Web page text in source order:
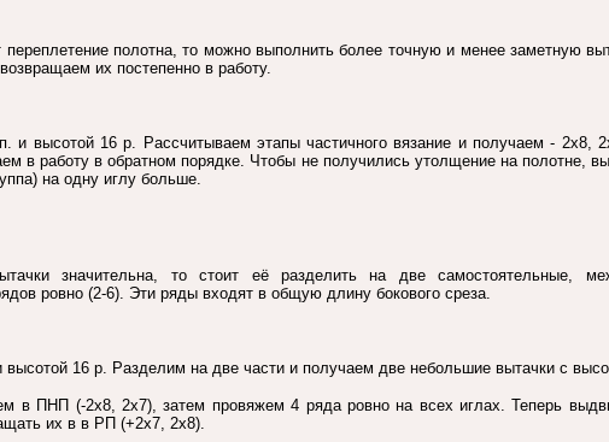
переплетение полотна, то можно выполнить более точную и менее заметную
их постепенно в работу.
и высотой 16 р. Рассчитываем этапы частичного вязание и получаем -
в работу в обратном порядке. Чтобы не получились утолщение на полотне,
на одну иглу больше.
значительна, то стоит её разделить на две самостоятельные,
ровно (2-6). Эти ряды входят в общую длину бокового среза.
высотой 16 р. Разделим на две части и получаем две небольшие вытачки с
в ПНП (-2х8, 2х7), затем провяжем 4 ряда ровно на всех иглах. Теперь
их в в РП (+2х7, 2х8).